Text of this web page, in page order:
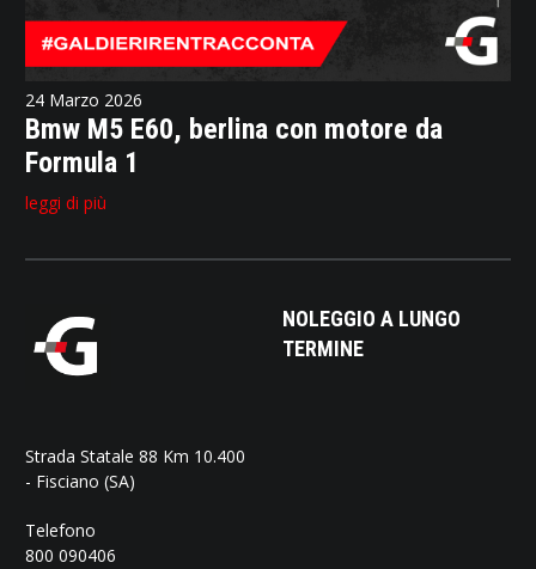
24 Marzo 2026
Bmw M5 E60, berlina con motore da
Formula 1
leggi di più
Strada Statale 88 Km 10.400
- Fisciano (SA)
Telefono
800 090406
NOLEGGIO A LUNGO
TERMINE